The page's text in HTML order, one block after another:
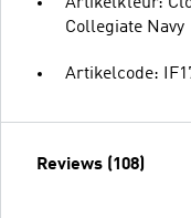
Collegiate Navy
Artikelcode:
Reviews (108)